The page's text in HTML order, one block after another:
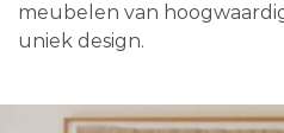
meubelen van
uniek design.